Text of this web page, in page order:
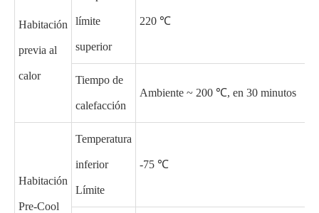
Habitación
previa al
calor
límite
superior
220 ℃
Tiempo de
calefacción
Ambiente ~ 200 ℃, en 30 minutos
Habitación
Pre-Cool
Temperatura
inferior
Límite
-75 ℃